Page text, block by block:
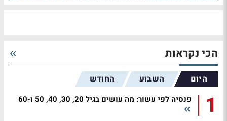
הכי נקראות
היום השבוע החודש
1 פנסיה לפי עשור: מה עושים בגיל 20, 30, 40, 50 ו-60